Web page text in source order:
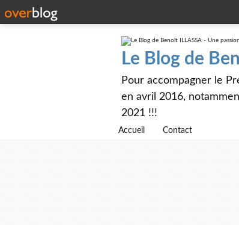
Le Blog de
Pour accompagner le
en avril 2016,
2021 !!!
Accueil Contact